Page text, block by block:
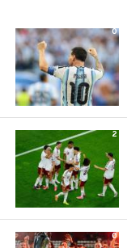
0
2
0